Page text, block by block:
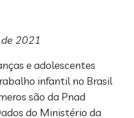
2021
e adolescentes
infantil no Brasil
são da Pnad
do Ministério da